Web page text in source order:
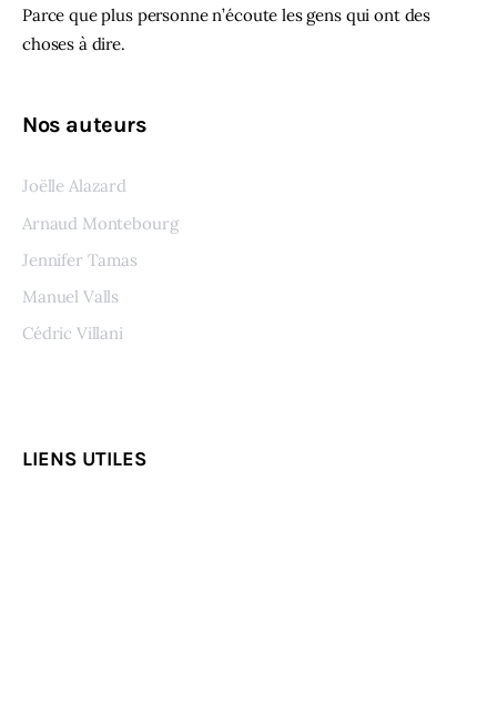
Parce que plus personne n’écoute les gens qui ont des
choses à dire.
Nos auteurs
Joëlle Alazard
Arnaud Montebourg
Jennifer Tamas
Manuel Valls
Cédric Villani
LIENS UTILES